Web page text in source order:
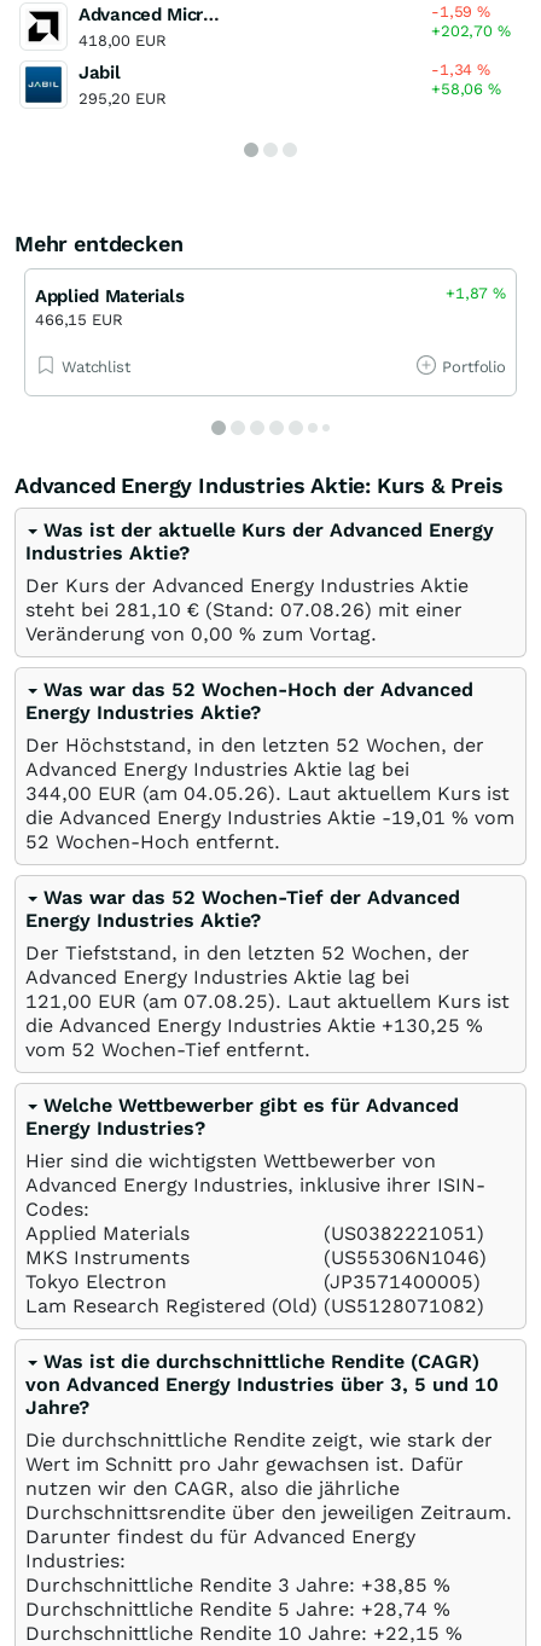
Advanced Micro Devices
418,00 EUR
-1,59%
+202,70 %
Jabil
295,20 EUR
-1,34%
+58,06%
Mehr entdecken
Applied Materials
466,15 EUR
+1,87%
Watchlist Portfolio
Advanced Energy Industries Aktie: Kurs & Preis
Was ist der aktuelle Kurs der Advanced Energy
Industries Aktie?
Der Kurs der Advanced Energy Industries Aktie
steht bei 281,10 € (Stand: 07.08.26) mit einer
Veränderung von 0,00 % zum Vortag.
Was war das 52 Wochen-Hoch der Advanced
Energy Industries Aktie?
Der Höchststand, in den letzten 52 Wochen, der
Advanced Energy Industries Aktie lag bei
344,00 EUR (am 04.05.26). Laut aktuellem Kurs ist
die Advanced Energy Industries Aktie -19,01 % vom
52 Wochen-Hoch entfernt.
Was war das 52 Wochen-Tief der Advanced
Energy Industries Aktie?
Der Tiefststand, in den letzten 52 Wochen, der
Advanced Energy Industries Aktie lag bei
121,00 EUR (am 07.08.25). Laut aktuellem Kurs ist
die Advanced Energy Industries Aktie +130,25 %
vom 52 Wochen-Tief entfernt.
Welche Wettbewerber gibt es für Advanced
Energy Industries?
Hier sind die wichtigsten Wettbewerber von
Advanced Energy Industries, inklusive ihrer ISIN-
Codes:
Applied Materials
(US0382221051)
MKS Instruments
(US55306N1046)
Tokyo Electron
(JP3571400005)
Lam Research Registered (Old) (US5128071082)
Was ist die durchschnittliche Rendite (CAGR)
von Advanced Energy Industries über 3, 5 und 10
Jahre?
Die durchschnittliche Rendite zeigt, wie stark der
Wert im Schnitt pro Jahr gewachsen ist. Dafür
nutzen wir den CAGR, also die jährliche
Durchschnittsrendite über den jeweiligen Zeitraum.
Darunter findest du für Advanced Energy
Industries:
Durchschnittliche Rendite 3 Jahre: +38,85 %
Durchschnittliche Rendite 5 Jahre: +28,74 %
Durchschnittliche Rendite 10 Jahre: +22,15 %